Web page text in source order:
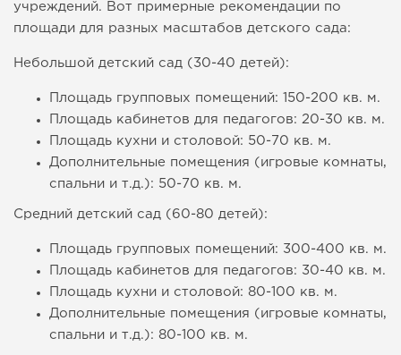
учреждений. Вот примерные рекомендации по
площади для разных масштабов детского сада:
Небольшой детский сад (30-40 детей):
Площадь групповых помещений: 150-200 кв. м.
Площадь кабинетов для педагогов: 20-30 кв. м.
Площадь кухни и столовой: 50-70 кв. м.
Дополнительные помещения (игровые комнаты,
спальни и т.д.): 50-70 кв. м.
Средний детский сад (60-80 детей):
Площадь групповых помещений: 300-400 кв. м.
Площадь кабинетов для педагогов: 30-40 кв. м.
Площадь кухни и столовой: 80-100 кв. м.
Дополнительные помещения (игровые комнаты,
спальни и т.д.): 80-100 кв. м.